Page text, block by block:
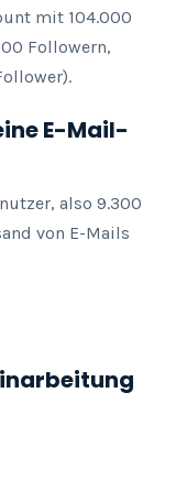
mit 104.000
Followern,
E-Mail-
also 9.300
von E-Mails